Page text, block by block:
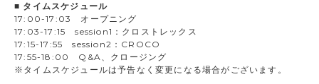
■ タイムスケジュール
17:00-17:03 オープニング
17:03-17:15 session1：クロストレックス
17:15-17:55 session2：CROCO
17:55-18:00 Q&A、クロージング
※タイムスケジュールは予告なく変更になる場合がございます。